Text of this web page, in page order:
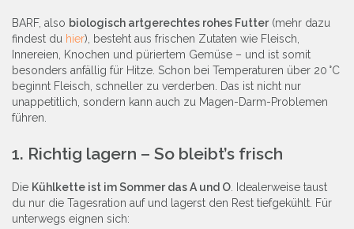
BARF, also biologisch artgerechtes rohes Futter(mehr dazu
findest du hier), besteht aus frischen Zutaten wie Fleisch,
Innereien, Knochen und püriertem Gemüse – und ist somit
besonders anfällig für Hitze. Schon bei Temperaturen über 20 °C
beginnt Fleisch, schneller zu verderben. Das ist nicht nur
unappetitlich, sondern kann auch zu Magen-Darm-Problemen
führen​.
1. Richtig lagern – So bleibt’s frisch
Die Kühlkette ist im Sommer das A und O. Idealerweise taust
du nur die Tagesration auf und lagerst den Rest tiefgekühlt. Für
unterwegs eignen sich: